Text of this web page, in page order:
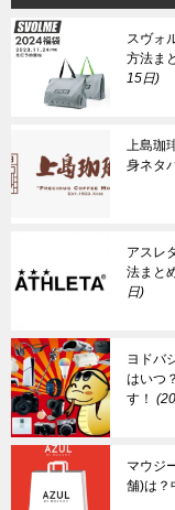
スヴォ
方法ま
15日
上島珈
身ネタ
アスレ
法まと
日
ヨドバ
はいつ
す！
マウジ
舗)は？